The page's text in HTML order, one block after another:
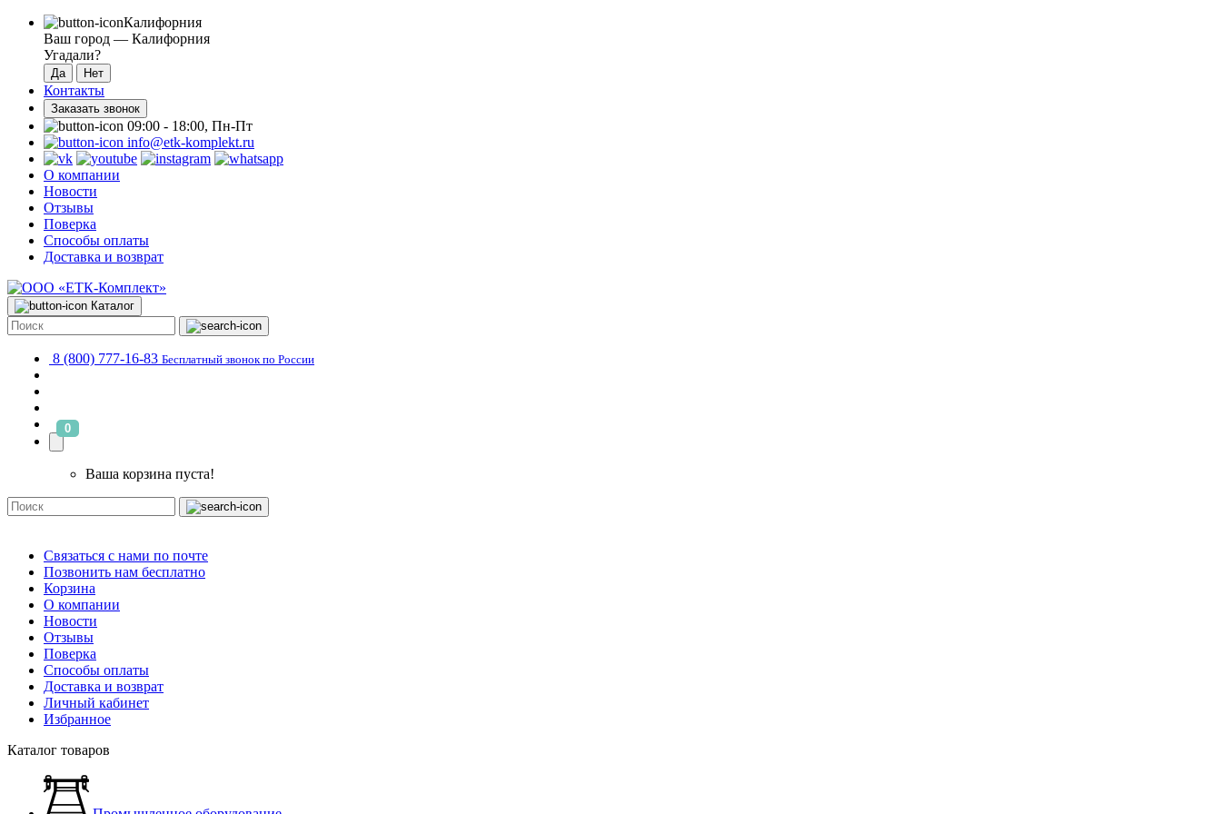
Калифорния
Ваш город — Калифорния
Угадали?
Контакты
Заказать звонок
09:00 - 18:00, Пн-Пт
info@etk-komplekt.ru
О компании
Новости
Отзывы
Поверка
Способы оплаты
Доставка и возврат
Каталог
8 (800) 777-16-83 Бесплатный звонок по России
0
Ваша корзина пуста!
Связаться с нами по почте
Позвонить нам бесплатно
Корзина
О компании
Новости
Отзывы
Поверка
Способы оплаты
Доставка и возврат
Личный кабинет
Избранное
Каталог товаров